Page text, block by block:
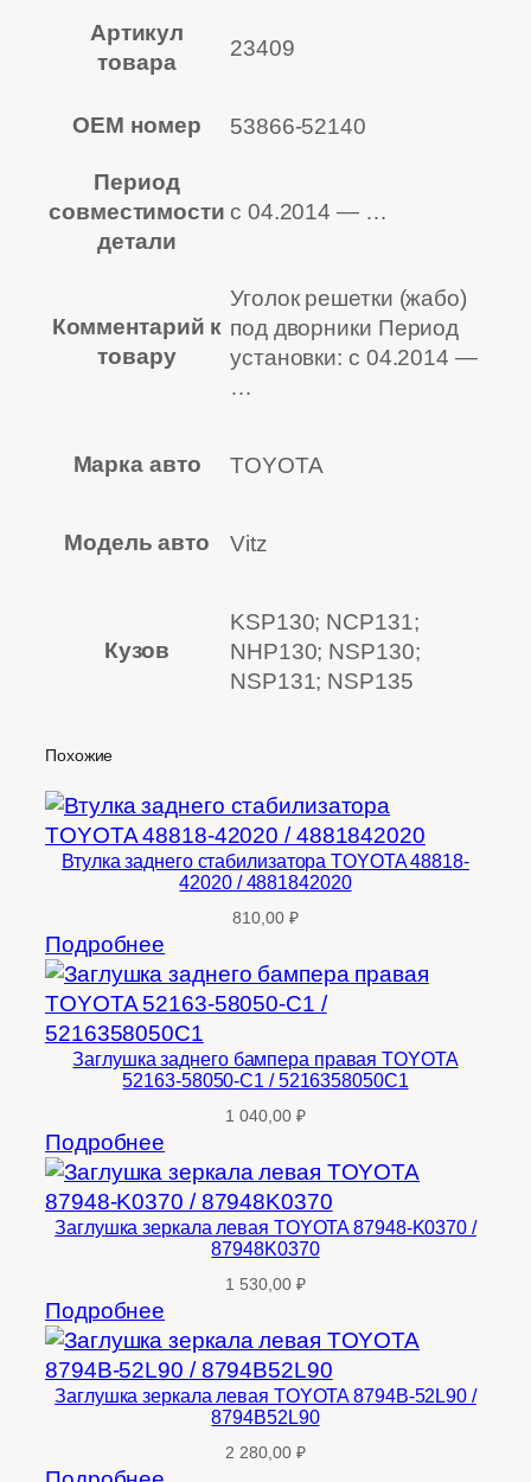
Артикул
товара
23409
OEM номер 53866-52140
Период
совместимости
детали
с 04.2014 — …
Комментарий к
товару
Уголок решетки (жабо)
под дворники Период
установки: с 04.2014 —
…
Марка авто TOYOTA
Модель авто Vitz
Кузов
KSP130; NCP131;
NHP130; NSP130;
NSP131; NSP135
Похожие
Втулка заднего стабилизатора TOYOTA 48818-
42020 / 4881842020
810,00 ₽
Подробнее
Заглушка заднего бампера правая TOYOTA
52163-58050-C1 / 5216358050C1
1 040,00 ₽
Подробнее
Заглушка зеркала левая TOYOTA 87948-K0370 /
87948K0370
1 530,00 ₽
Подробнее
Заглушка зеркала левая TOYOTA 8794B-52L90 /
8794B52L90
2 280,00 ₽